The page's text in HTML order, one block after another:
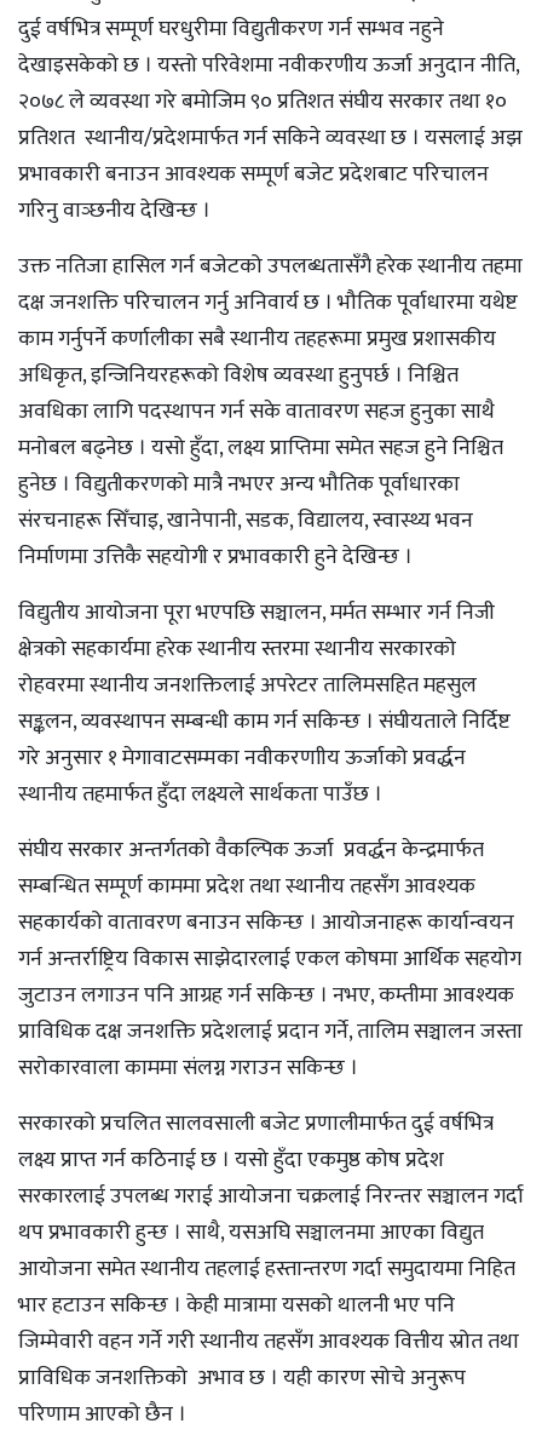
दुई वर्षभित्र सम्पूर्ण घरधुरीमा विद्युतीकरण गर्न सम्भव नहुने
देखाइसकेको छ । यस्तो परिवेशमा नवीकरणीय ऊर्जा अनुदान नीति,
२०७८ ले व्यवस्था गरे बमोजिम ९० प्रतिशत संघीय सरकार तथा १०
प्रतिशत स्थानीय/प्रदेशमार्फत गर्न सकिने व्यवस्था छ । यसलाई अझ
प्रभावकारी बनाउन आवश्यक सम्पूर्ण बजेट प्रदेशबाट परिचालन
गरिनु वाञ्छनीय देखिन्छ ।
उक्त नतिजा हासिल गर्न बजेटको उपलब्धतासँगै हरेक स्थानीय तहमा
दक्ष जनशक्ति परिचालन गर्नु अनिवार्य छ । भौतिक पूर्वाधारमा यथेष्ट
काम गर्नुपर्ने कर्णालीका सबै स्थानीय तहहरूमा प्रमुख प्रशासकीय
अधिकृत, इन्जिनियरहरूको विशेष व्यवस्था हुनुपर्छ । निश्चित
अवधिका लागि पदस्थापन गर्न सके वातावरण सहज हुनुका साथै
मनोबल बढ्नेछ । यसो हुँदा, लक्ष्य प्राप्तिमा समेत सहज हुने निश्चित
हुनेछ । विद्युतीकरणको मात्रै नभएर अन्य भौतिक पूर्वाधारका
संरचनाहरू सिँचाइ, खानेपानी, सडक, विद्यालय, स्वास्थ्य भवन
निर्माणमा उत्तिकै सहयोगी र प्रभावकारी हुने देखिन्छ ।
विद्युतीय आयोजना पूरा भएपछि सञ्चालन, मर्मत सम्भार गर्न निजी
क्षेत्रको सहकार्यमा हरेक स्थानीय स्तरमा स्थानीय सरकारको
रोहवरमा स्थानीय जनशक्तिलाई अपरेटर तालिमसहित महसुल
सङ्कलन, व्यवस्थापन सम्बन्धी काम गर्न सकिन्छ । संघीयताले निर्दिष्ट
गरे अनुसार १ मेगावाटसम्मका नवीकरणाीय ऊर्जाको प्रवर्द्धन
स्थानीय तहमार्फत हुँदा लक्ष्यले सार्थकता पाउँछ ।
संघीय सरकार अन्तर्गतको वैकल्पिक ऊर्जा प्रवर्द्धन केन्द्रमार्फत
सम्बन्धित सम्पूर्ण काममा प्रदेश तथा स्थानीय तहसँग आवश्यक
सहकार्यको वातावरण बनाउन सकिन्छ । आयोजनाहरू कार्यान्वयन
गर्न अन्तर्राष्ट्रिय विकास साझेदारलाई एकल कोषमा आर्थिक सहयोग
जुटाउन लगाउन पनि आग्रह गर्न सकिन्छ । नभए, कम्तीमा आवश्यक
प्राविधिक दक्ष जनशक्ति प्रदेशलाई प्रदान गर्ने, तालिम सञ्चालन जस्ता
सरोकारवाला काममा संलग्न गराउन सकिन्छ ।
सरकारको प्रचलित सालवसाली बजेट प्रणालीमार्फत दुई वर्षभित्र
लक्ष्य प्राप्त गर्न कठिनाई छ । यसो हुँदा एकमुष्ठ कोष प्रदेश
सरकारलाई उपलब्ध गराई आयोजना चक्रलाई निरन्तर सञ्चालन गर्दा
थप प्रभावकारी हुन्छ । साथै, यसअघि सञ्चालनमा आएका विद्युत
आयोजना समेत स्थानीय तहलाई हस्तान्तरण गर्दा समुदायमा निहित
भार हटाउन सकिन्छ । केही मात्रामा यसको थालनी भए पनि
जिम्मेवारी वहन गर्ने गरी स्थानीय तहसँग आवश्यक वित्तीय स्रोत तथा
प्राविधिक जनशक्तिको अभाव छ । यही कारण सोचे अनुरूप
परिणाम आएको छैन ।